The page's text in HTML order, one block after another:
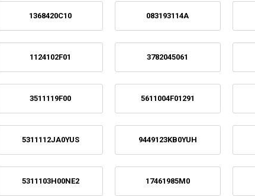
1368420C10 083193114A
1124102F01 3782045061
3511119F00 5611004F01291
5311112JA0YUS 9449123KB0YUH
5311103H00NE2 17461985M0